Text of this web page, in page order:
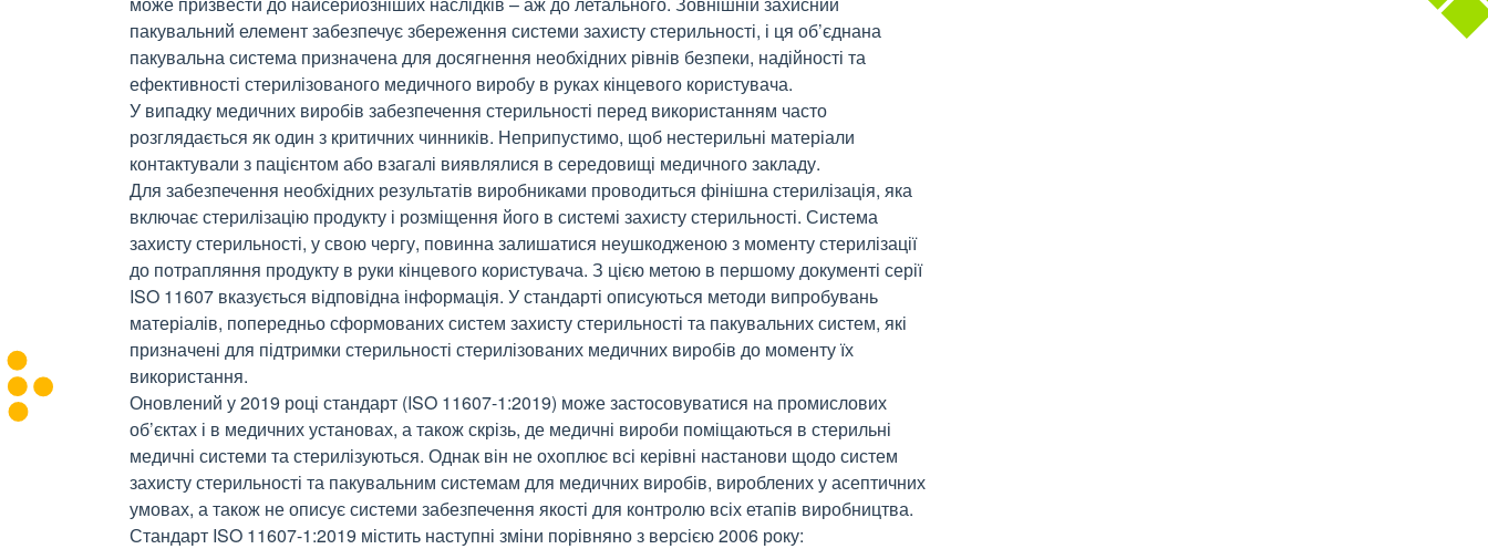
пакувальний елемент забезпечує збереження системи захисту стерильності, і ця об’єднана
пакувальна система призначена для досягнення необхідних рівнів безпеки, надійності та
ефективності стерилізованого медичного виробу в руках кінцевого користувача.
У випадку медичних виробів забезпечення стерильності перед використанням часто
розглядається як один з критичних чинників. Неприпустимо, щоб нестерильні матеріали
контактували з пацієнтом або взагалі виявлялися в середовищі медичного закладу.
Для забезпечення необхідних результатів виробниками проводиться фінішна стерилізація, яка
включає стерилізацію продукту і розміщення його в системі захисту стерильності. Система
захисту стерильності, у свою чергу, повинна залишатися неушкодженою з моменту стерилізації
до потрапляння продукту в руки кінцевого користувача. З цією метою в першому документі серії
ISO 11607 вказується відповідна інформація. У стандарті описуються методи випробувань
матеріалів, попередньо сформованих систем захисту стерильності та пакувальних систем, які
призначені для підтримки стерильності стерилізованих медичних виробів до моменту їх
використання.
Оновлений у 2019 році стандарт (ISO 11607-1:2019) може застосовуватися на промислових
об’єктах і в медичних установах, а також скрізь, де медичні вироби поміщаються в стерильні
медичні системи та стерилізуються. Однак він не охоплює всі керівні настанови щодо систем
захисту стерильності та пакувальним системам для медичних виробів, вироблених у асептичних
умовах, а також не описує системи забезпечення якості для контролю всіх етапів виробництва.
Стандарт ISO 11607-1:2019 містить наступні зміни порівняно з версією 2006 року: